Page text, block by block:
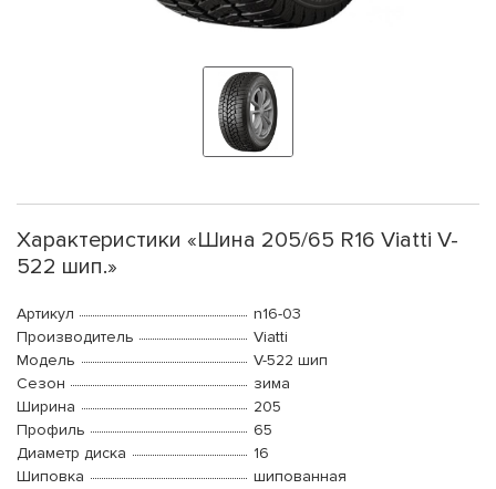
Характеристики «Шина 205/65 R16 Viatti V-
522 шип.»
Артикул
n16-03
Производитель
Viatti
Модель
V-522 шип
Сезон
зима
Ширина
205
Профиль
65
Диаметр диска
16
Шиповка
шипованная